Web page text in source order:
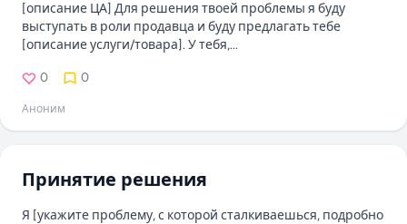
[описание ЦА] Для решения твоей проблемы я буду
выступать в роли продавца и буду предлагать тебе
[описание услуги/товара]. У тебя,...
0 0
Аноним
Принятие решения
Я [укажите проблему, с которой сталкиваешься, подробно